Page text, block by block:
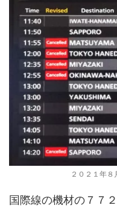
２０２１年８
国際線の機材の７７